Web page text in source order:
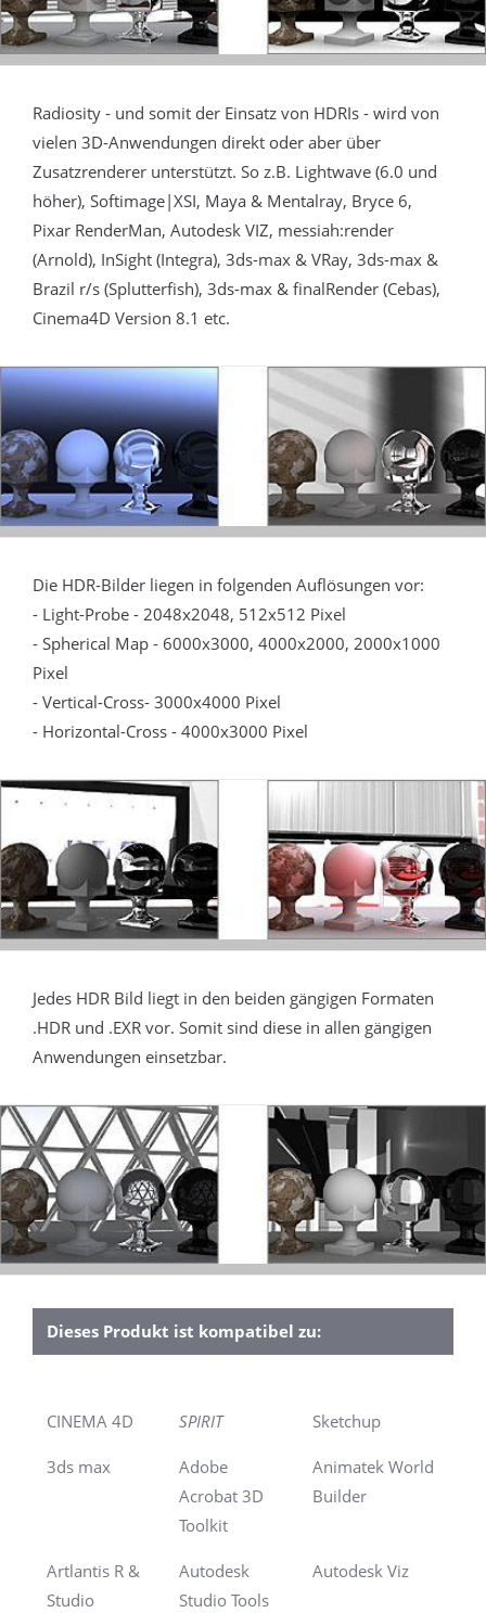
Radiosity - und somit der Einsatz von HDRIs - wird von
vielen 3D-Anwendungen direkt oder aber über
Zusatzrenderer unterstützt. So z.B. Lightwave (6.0 und
höher), Softimage|XSI, Maya & Mentalray, Bryce 6,
Pixar RenderMan, Autodesk VIZ, messiah:render
(Arnold), InSight (Integra), 3ds-max & VRay, 3ds-max &
Brazil r/s (Splutterfish), 3ds-max & finalRender (Cebas),
Cinema4D Version 8.1 etc.
Die HDR-Bilder liegen in folgenden Auflösungen vor:
- Light-Probe - 2048x2048, 512x512 Pixel
- Spherical Map - 6000x3000, 4000x2000, 2000x1000
Pixel
- Vertical-Cross- 3000x4000 Pixel
- Horizontal-Cross - 4000x3000 Pixel
Jedes HDR Bild liegt in den beiden gängigen Formaten
.HDR und .EXR vor. Somit sind diese in allen gängigen
Anwendungen einsetzbar.
Dieses Produkt ist kompatibel zu:
CINEMA 4D SPIRIT Sketchup
3ds max
Adobe
Acrobat 3D
Toolkit
Animatek World
Builder
Artlantis R &
Studio
Autodesk
Studio Tools
Autodesk Viz